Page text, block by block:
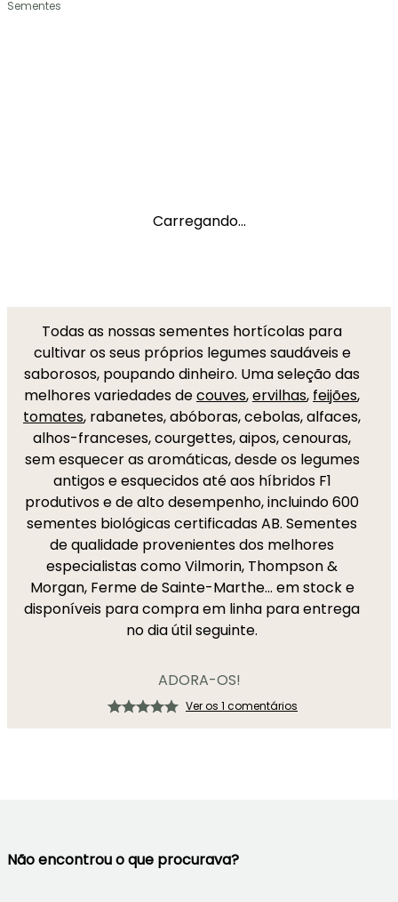
Sementes
Carregando...
Todas as nossas sementes hortícolas para
cultivar os seus próprios legumes saudáveis e
saborosos, poupando dinheiro. Uma seleção das
melhores variedades decouves,ervilhas, feijões,
tomates, rabanetes, abóboras, cebolas, alfaces,
alhos-franceses, courgettes, aipos, cenouras,
sem esquecer as aromáticas, desde os legumes
antigos e esquecidos até aos híbridos F1
produtivos e de alto desempenho, incluindo 600
sementes biológicas certificadas AB. Sementes
de qualidade provenientes dos melhores
especialistas como Vilmorin, Thompson &
Morgan, Ferme de Sainte-Marthe... em stock e
disponíveis para compra em linha para entrega
no dia útil seguinte.
ADORA-OS!
Ver os 1 comentários
Não encontrou o que procurava?